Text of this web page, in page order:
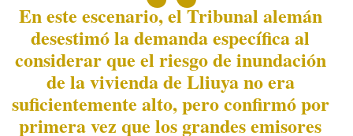
En este escenario, el Tribunal alemán
desestimó la demanda específica al
considerar que el riesgo de inundación
de la vivienda de Lliuya no era
suficientemente alto, pero confirmó por
primera vez que los grandes emisores